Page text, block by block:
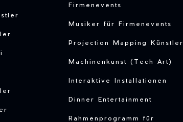
Firmenevents
Musiker für Firmenevents
Projection Mapping Künstler
Machinenkunst (Tech Art)
Interaktive Installationen
Dinner Entertainment
Rahmenprogramm für